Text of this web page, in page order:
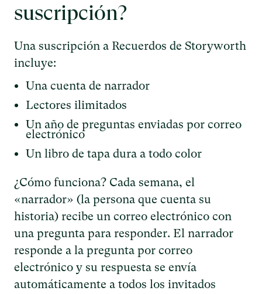
suscripción?
Una suscripción a Recuerdos de Storyworth
incluye:
Una cuenta de narrador
Lectores ilimitados
Un año de preguntas enviadas por correo
electrónico
Un libro de tapa dura a todo color
¿Cómo funciona? Cada semana, el
«narrador» (la persona que cuenta su
historia) recibe un correo electrónico con
una pregunta para responder. El narrador
responde a la pregunta por correo
electrónico y su respuesta se envía
automáticamente a todos los invitados